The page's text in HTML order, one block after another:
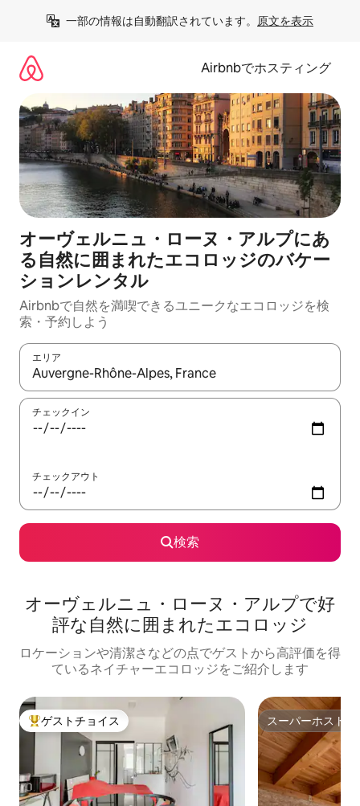
一部の情報は自動翻訳されています。 原文を表示
Airbnbでホスティング
オーヴェルニュ・ローヌ・アルプにあ
る自然に囲まれたエコロッジのバケー
ションレンタル
Airbnbで自然を満喫できるユニークなエコロッジを検
索・予約しよう
エリア
検索結果が表示されたら、上下の矢印キーを使って移動するか
チェックイン
チェックアウト
検索
オーヴェルニュ・ローヌ・アルプで好
評な自然に囲まれたエコロッジ
ロケーションや清潔さなどの点でゲストから高評価を得
ているネイチャーエコロッジをご紹介します
大好評のゲストチョイスです。
ゲストチョイス スーパーホスト
スーパーホスト